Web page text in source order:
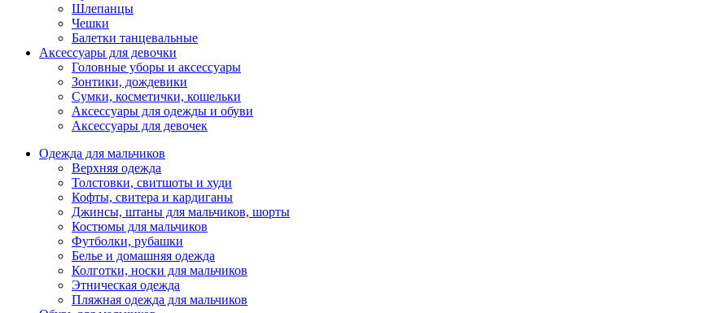
Шлепанцы
Чешки
Балетки танцевальные
Аксессуары для девочки
Головные уборы и аксессуары
Зонтики, дождевики
Сумки, косметички, кошельки
Аксессуары для одежды и обуви
Аксессуары для девочек
Одежда для мальчиков
Верхняя одежда
Толстовки, свитшоты и худи
Кофты, свитера и кардиганы
Джинсы, штаны для мальчиков, шорты
Костюмы для мальчиков
Футболки, рубашки
Белье и домашняя одежда
Колготки, носки для мальчиков
Этническая одежда
Пляжная одежда для мальчиков